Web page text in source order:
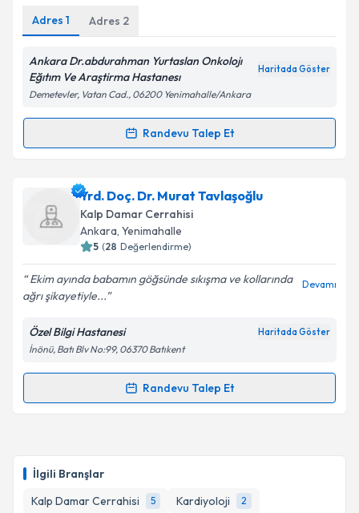
İlgili Branşlar
Kalp Damar Cerrahisi
5 Kardiyoloji 2
Kişisel verilerimin işlenmesine ilişkin
Aydınlatma
Metni'ni okudum ve kişisel verilerimin belirtilen
Adres 1 Adres 2
Ankara Dr.abdurahman Yurtaslan Onkolojı
Eğıtım Ve Araştirma Hastanesı
Haritada Göster
Demetevler, Vatan Cad., 06200 Yenimahalle/Ankara
Randevu Talep Et
Randevu Takvimi Talebi
Uzm. Dr. Emin Göksel Ergüliçin randevu takvimi
talebi oluşturun. Size bu uzmandan randevu almanız
için bir takvim hazırlandığında e-posta ile
bilgilendireceğiz.
E-posta Adresiniz
Kişisel verilerimin işlenmesine ilişkin
Metni'ni okudum ve kişisel verilerimin belirtilen
kapsamda işlenmesini kabul ediyorum.
Yrd. Doç. Dr. Murat Tavlaşoğlu
Kalp Damar Cerrahisi
Ankara, Yenimahalle
5 (28 Değerlendirme)
Ekim ayında babamın göğsünde sıkışma ve kollarında
ağrı şikayetiyle...
Devamı
Özel Bilgi Hastanesi Haritada Göster
İnönü, Batı Blv No:99, 06370 Batıkent
Randevu Talep Et
Randevu Takvimi Talebi
için bir takvim hazırlandığında e-posta ile
bilgilendireceğiz.